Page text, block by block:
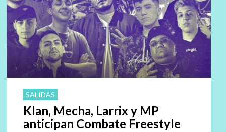
SALIDAS
Klan, Mecha, Larrix y MP
anticipan Combate Freestyle